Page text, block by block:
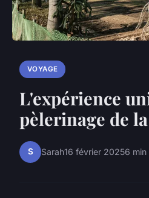
VOYAGE
L'expérience
pèlerinage de
S Sarah16 février 20256